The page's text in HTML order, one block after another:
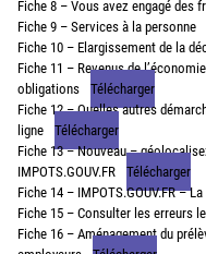
Fiche 8 – Vous avez engagé des
Fiche 9 – Services à la personne
Fiche 10 – Elargissement de la
Fiche 11 – Revenus de
obligations
Télécharger
Fiche 12 – Quelles autres
ligne
Télécharger
Fiche 13 – Nouveau –
IMPOTS.GOUV.FR
Télécharger
Fiche 14 – IMPOTS.GOUV.FR –
Fiche 15 – Consulter les erreurs
Fiche 16 – Aménagement du